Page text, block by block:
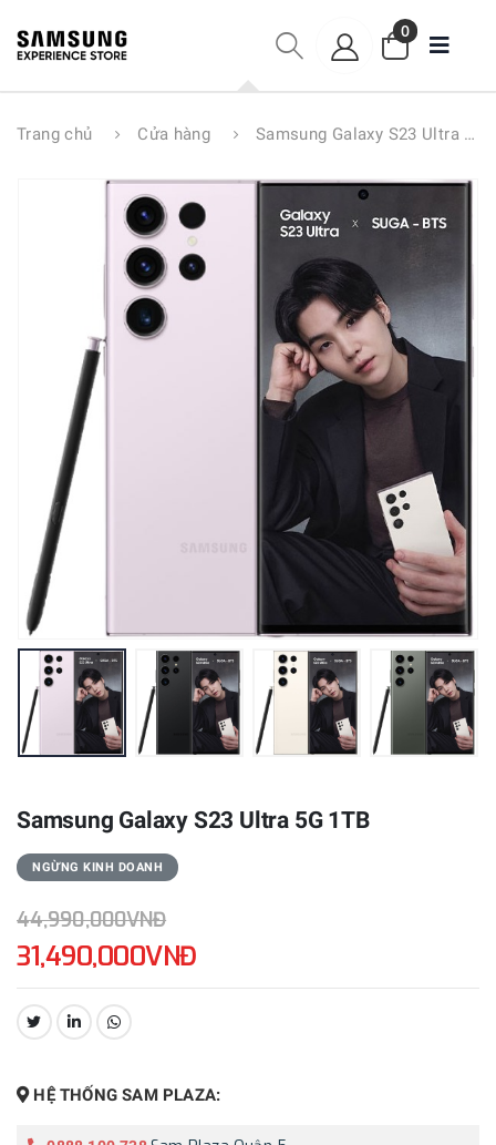
0
Trang chủ Cửa hàng Samsung Galaxy S23 Ultra 5G 1TB
Samsung Galaxy S23 Ultra 5G 1TB
NGỪNG KINH DOANH
44,990,000VNĐ
31,490,000VNĐ
CHIA SẺ:
HỆ THỐNG SAM PLAZA: